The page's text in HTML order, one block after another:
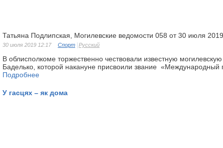
Татьяна Подлипская, Могилевские ведомости 058 от 30 июля 2019
30 июля 2019 12:17 Спорт Русский
В облисполкоме торжественно чествовали известную
Баделько, которой накануне присвоили звание «Международный
Подробнее
У гасцях – як дома